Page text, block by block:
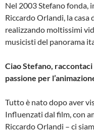
Nel 2003 Stefano fonda,
Riccardo Orlandi, la
realizzando moltissimi
musicisti del panorama
Ciao Stefano, raccontaci
passione per
Tutto è nato dopo aver
Influenzati dal film, con
Riccardo Orlandi – ci